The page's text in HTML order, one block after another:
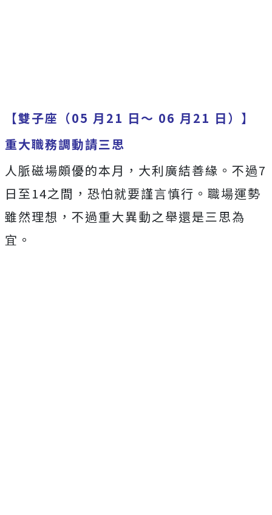
【雙子座（05 月21 日～ 06 月21 日）】
重大職務調動請三思
人脈磁場頗優的本月，大利廣結善緣。不過7
日至14之間，恐怕就要謹言慎行。職場運勢
雖然理想，不過重大異動之舉還是三思為
宜。